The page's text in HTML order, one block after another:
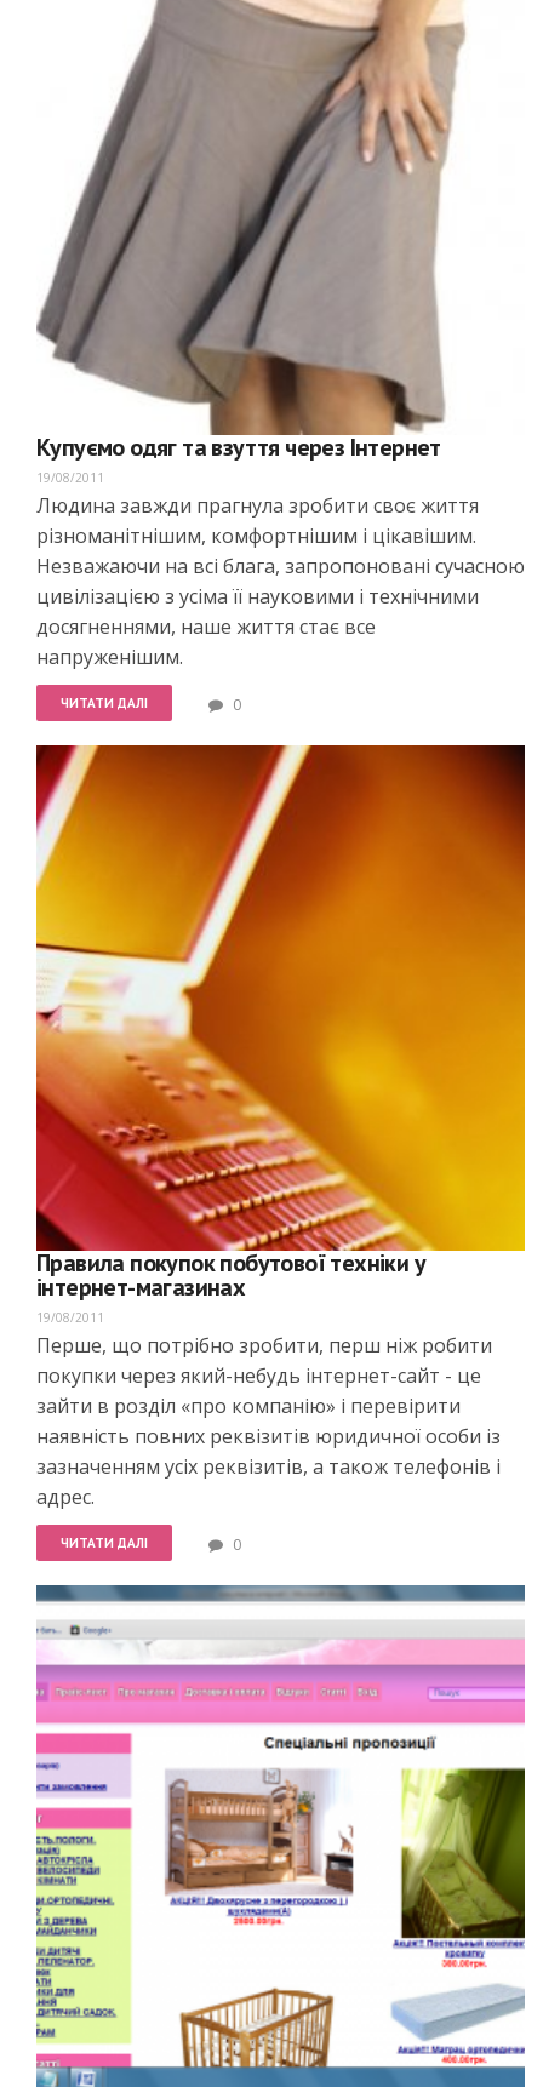
Купуємо одяг та взуття через Інтернет
19/08/2011
Людина завжди прагнула зробити своє життя
різноманітнішим, комфортнішим і цікавішим.
Незважаючи на всі блага, запропоновані сучасною
цивілізацією з усіма її науковими і технічними
досягненнями, наше життя стає все
напруженішим.
ЧИТАТИ ДАЛІ 0
Правила покупок побутової техніки у
інтернет-магазинах
19/08/2011
Перше, що потрібно зробити, перш ніж робити
покупки через який-небудь інтернет-сайт - це
зайти в розділ «про компанію» і перевірити
наявність повних реквізитів юридичної особи із
зазначенням усіх реквізитів, а також телефонів і
адрес.
ЧИТАТИ ДАЛІ 0